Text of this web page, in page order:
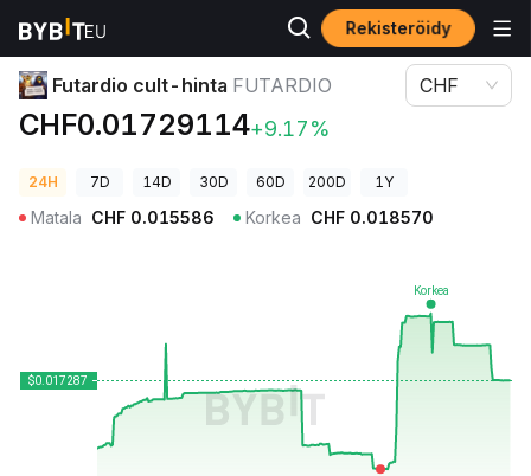
Rekisteröidy
Kryptohinnat Futardio cult-hinta FUTARDIO
Futardio cult-hinta FUTARDIO
CHF0.01729114+9.17%
CHF
24H 7D 14D 30D 60D 200D 1Y
Matala CHF 0.015586 Korkea CHF 0.018570